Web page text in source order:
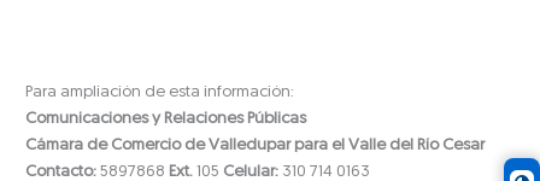
Para ampliación de esta información:
Comunicaciones y Relaciones Públicas
Cámara de Comercio de Valledupar para el Valle del Río Cesar
Contacto: 5897868 Ext. 105 Celular: 310 714 0163